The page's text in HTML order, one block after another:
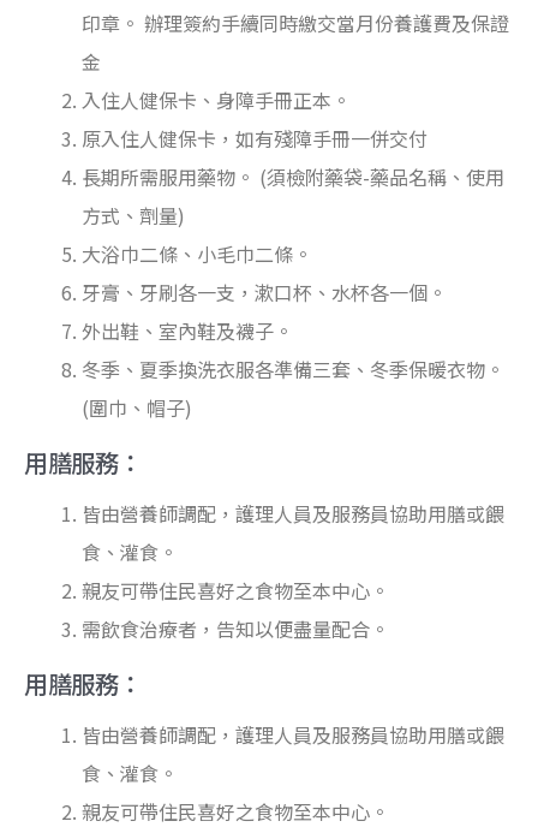
印章。 辦理簽約手續同時繳交當月份養護費及保證
金
入住人健保卡、身障手冊正本。
原入住人健保卡，如有殘障手冊一併交付
長期所需服用藥物。 (須檢附藥袋-藥品名稱、使用
方式、劑量)
大浴巾二條、小毛巾二條。
牙膏、牙刷各一支，漱口杯、水杯各一個。
外出鞋、室內鞋及襪子。
冬季、夏季換洗衣服各準備三套、冬季保暖衣物。
(圍巾、帽子)
用膳服務：
皆由營養師調配，護理人員及服務員協助用膳或餵
食、灌食。
親友可帶住民喜好之食物至本中心。
需飲食治療者，告知以便盡量配合。
用膳服務：
皆由營養師調配，護理人員及服務員協助用膳或餵
食、灌食。
親友可帶住民喜好之食物至本中心。